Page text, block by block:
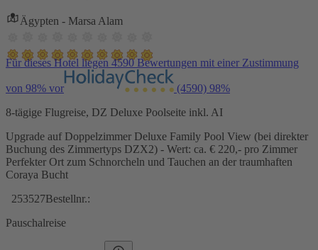
Ägypten - Marsa Alam
Für dieses Hotel liegen 4590 Bewertungen mit einer Zustimmung
von 98% vor (4590) 98%
8-tägige Flugreise, DZ Deluxe Poolseite inkl. AI
Upgrade auf Doppelzimmer Deluxe Family Pool View (bei direkter
Buchung des Zimmertyps DZX2) - Wert: ca. € 220,- pro Zimmer
Perfekter Ort zum Schnorcheln und Tauchen an der traumhaften
Coraya Bucht
253527Bestellnr.:
Pauschalreise